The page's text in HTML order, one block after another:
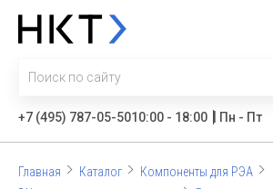
+7 (495) 787-05-5010:00 - 18:00 Пн - Пт
Главная Каталог
Компоненты для РЭА